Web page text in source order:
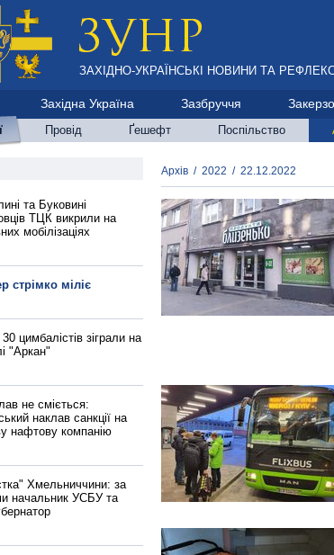
ЗАХІДНО-УКРАЇНСЬКІ НОВИНИ ТА
Західна Україна Зазбруччя
Провід Ґешефт Поспільство
та Буковині
ТЦК викрили на
мобілізаціях
стрімко міліє
цимбалістів зіграли на
"Аркан"
не сміється:
наклав санкції на
нафтову компанію
Хмельниччини: за
начальник УСБУ та
Архів / 2022 / 22.12.2022